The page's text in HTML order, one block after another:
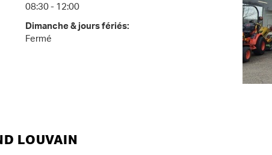
08:30 - 12:00
Dimanche & jours fériés:
Fermé
LOUVAIN